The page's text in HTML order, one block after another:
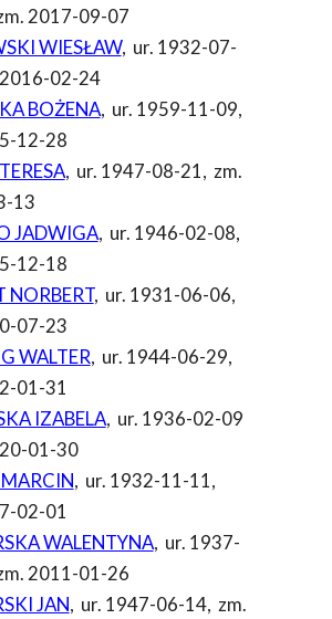
2017-09-07
WIESŁAW, ur. 1932-07-
02-24
BOŻENA, ur. 1959-11-09,
12-28
, ur. 1947-08-21, zm.
13
JADWIGA, ur. 1946-02-08,
12-18
NORBERT, ur. 1931-06-06,
07-23
WALTER, ur. 1944-06-29,
01-31
IZABELA, ur. 1936-02-09
01-30
, ur. 1932-11-11,
02-01
WALENTYNA, ur. 1937-
2011-01-26
JAN, ur. 1947-06-14, zm.